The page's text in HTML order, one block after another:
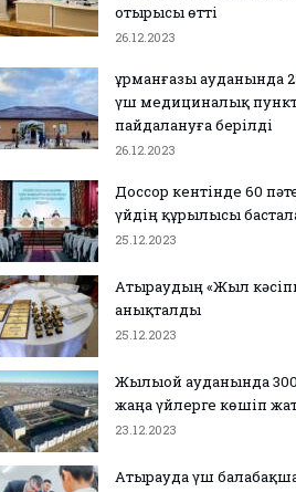
отырысы өтті
26.12.2023
Құрманғазы ауданында
үш медициналық
пайдалануға берілді
26.12.2023
Доссор кентінде 60
үйдің құрылысы
25.12.2023
Атыраудың «Жыл
анықталды
25.12.2023
Жылыой ауданында
жаңа үйлерге көшіп
23.12.2023
Атырауда үш